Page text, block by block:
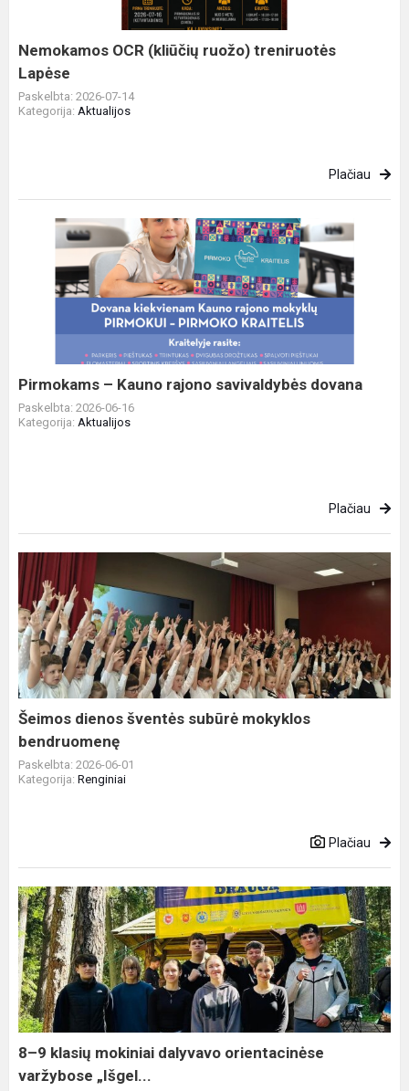
Nemokamos OCR (kliūčių ruožo) treniruotės
Lapėse
Paskelbta: 2026-07-14
Kategorija: Aktualijos
Plačiau
Pirmokams
Kauno
rajono
savivaldybės
dovana
Pirmokams – Kauno rajono savivaldybės dovana
Paskelbta: 2026-06-16
Kategorija: Aktualijos
Plačiau
Šeimos
dienos
šventės
subūrė
mokyklos
bendruomenę
Šeimos dienos šventės subūrė mokyklos
bendruomenę
Paskelbta: 2026-06-01
Kategorija: Renginiai
Plačiau
8–
9
klasių
mokiniai
dalyvavo
orientacinėse
varžybose
„Išgel...
8–9 klasių mokiniai dalyvavo orientacinėse
varžybose „Išgel...